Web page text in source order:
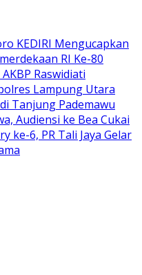
KEDIRI Mengucapkan
RI Ke-80
Raswidiati
Lampung Utara
Tanjung Pademawu
Audiensi ke Bea Cukai
ke-6, PR Tali Jaya Gelar